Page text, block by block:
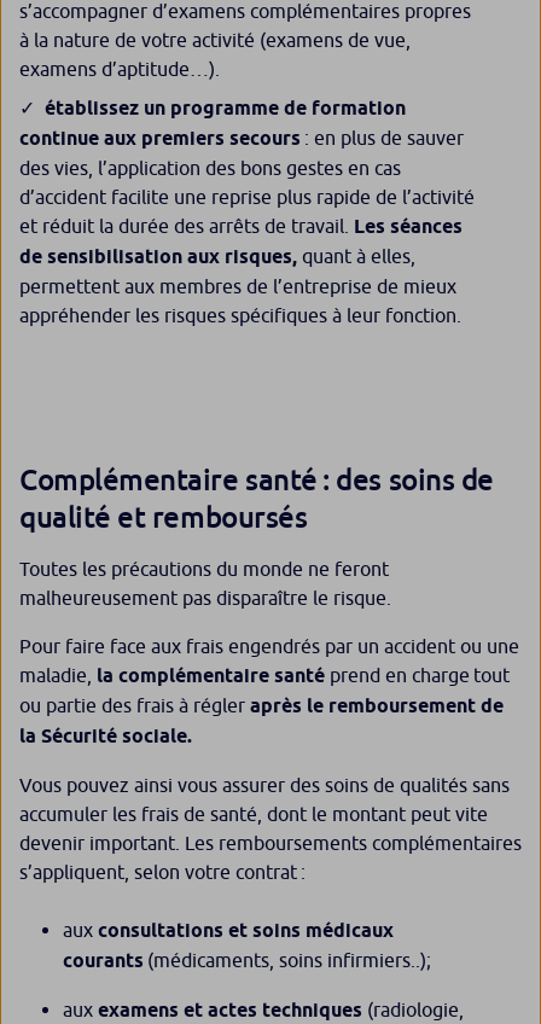
s’accompagner d’examens complémentaires propres
à la nature de votre activité (examens de vue,
examens d’aptitude…).
établissez un programme de formation
continue aux premiers secours : en plus de sauver
des vies, l’application des bons gestes en cas
d’accident facilite une reprise plus rapide de l’activité
et réduit la durée des arrêts de travail. Les séances
de sensibilisation aux risques, quant à elles,
permettent aux membres de l’entreprise de mieux
appréhender les risques spécifiques à leur fonction.
Complémentaire santé : des soins de
qualité et remboursés
Toutes les précautions du monde ne feront
malheureusement pas disparaître le risque.
Pour faire face aux frais engendrés par un accident ou une
maladie, la complémentaire santé prend en charge tout
ou partie des frais à régler après le remboursement de
la Sécurité sociale.
Vous pouvez ainsi vous assurer des soins de qualités sans
accumuler les frais de santé, dont le montant peut vite
devenir important. Les remboursements complémentaires
s’appliquent, selon votre contrat :
aux consultations et soins médicaux
courants (médicaments, soins infirmiers..);
aux examens et actes techniques (radiologie,